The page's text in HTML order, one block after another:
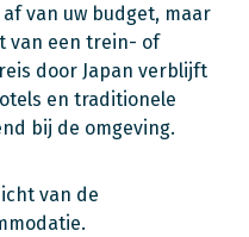
van uw budget, maar
van een trein- of
door Japan verblijft
en traditionele
bij de omgeving.
van de